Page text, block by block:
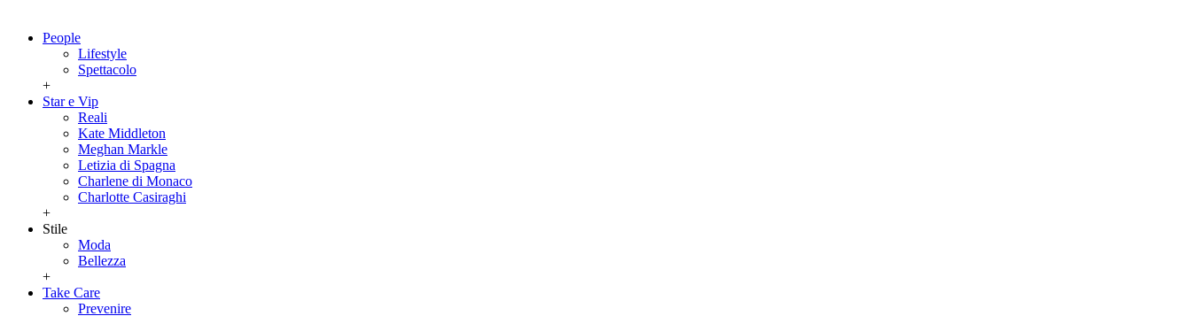
People
Lifestyle
Spettacolo
+
Star e Vip
Reali
Kate Middleton
Meghan Markle
Letizia di Spagna
Charlene di Monaco
Charlotte Casiraghi
+
Stile
Moda
Bellezza
+
Take Care
Prevenire